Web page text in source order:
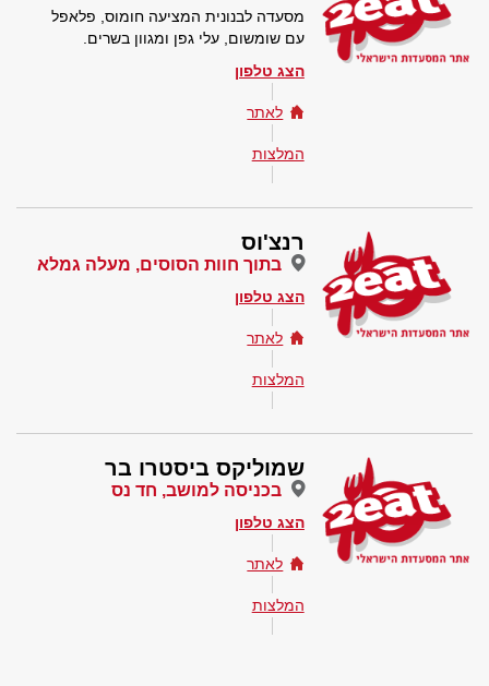
מסעדה לבנונית המציעה חומוס, פלאפל
עם שומשום, עלי גפן ומגוון בשרים.
הצג טלפון
לאתר
המלצות
רנצ'וס
בתוך חוות הסוסים, מעלה גמלא
הצג טלפון
לאתר
המלצות
שמוליקס ביסטרו בר
בכניסה למושב, חד נס
הצג טלפון
לאתר
המלצות